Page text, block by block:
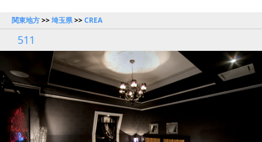
関東地方>>埼玉県>>CREA
511